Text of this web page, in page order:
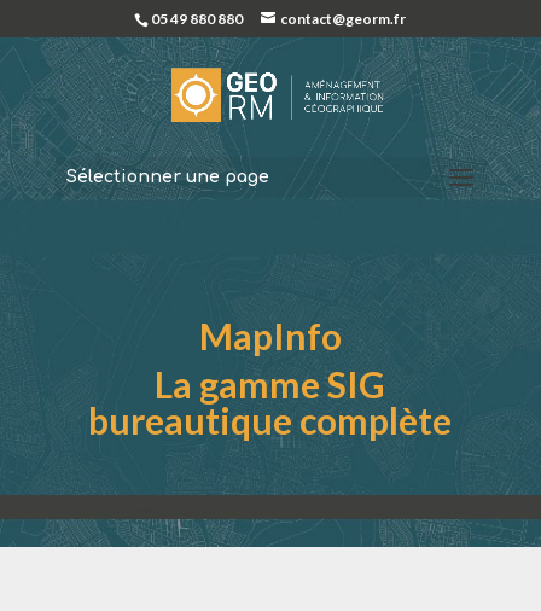
05 49 880 880 contact@georm.fr
Sélectionner une page
MapInfo
La gamme SIG
bureautique complète